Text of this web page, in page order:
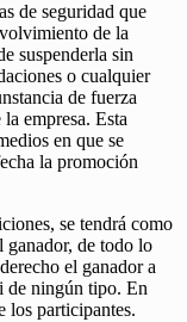
de seguridad que
de la
suspenderla sin
o cualquier
de fuerza
empresa. Esta
en que se
la promoción
se tendrá como
de todo lo
el ganador a
de ningún tipo. En
los participantes.